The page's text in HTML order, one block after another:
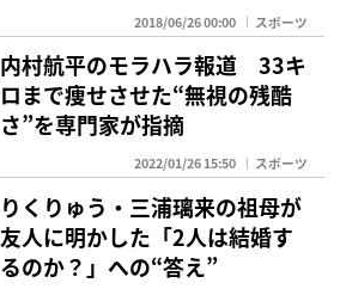
2018/06/26 00:00 スポーツ
内村航平のモラハラ報道 33キ
ロまで痩せさせた“無視の残酷
さ”を専門家が指摘
2022/01/26 15:50 スポーツ
りくりゅう・三浦璃来の祖母が
友人に明かした「2人は結婚す
るのか？」への“答え”